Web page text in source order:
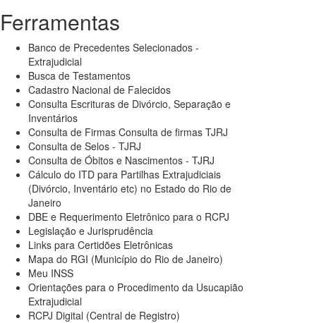
Ferramentas
Banco de Precedentes Selecionados -
Extrajudicial
Busca de Testamentos
Cadastro Nacional de Falecidos
Consulta Escrituras de Divórcio, Separação e
Inventários
Consulta de Firmas Consulta de firmas TJRJ
Consulta de Selos - TJRJ
Consulta de Óbitos e Nascimentos - TJRJ
Cálculo do ITD para Partilhas Extrajudiciais
(Divórcio, Inventário etc) no Estado do Rio de
Janeiro
DBE e Requerimento Eletrônico para o RCPJ
Legislação e Jurisprudência
Links para Certidões Eletrônicas
Mapa do RGI (Município do Rio de Janeiro)
Meu INSS
Orientações para o Procedimento da Usucapião
Extrajudicial
RCPJ Digital (Central de Registro)